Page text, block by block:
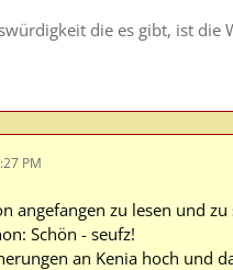
die es gibt, ist die
PM
angefangen zu lesen und
Schön - seufz!
an Kenia hoch und